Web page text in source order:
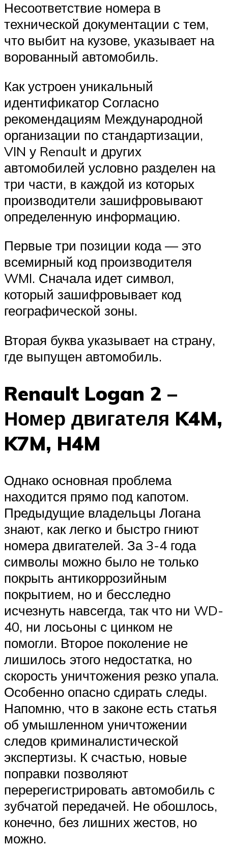
Несоответствие номера в
технической документации с тем,
что выбит на кузове, указывает на
ворованный автомобиль.
Как устроен уникальный
идентификатор Согласно
рекомендациям Международной
организации по стандартизации,
VIN у Renault и других
автомобилей условно разделен на
три части, в каждой из которых
производители зашифровывают
определенную информацию.
Первые три позиции кода — это
всемирный код производителя
WMI. Сначала идет символ,
который зашифровывает код
географической зоны.
Вторая буква указывает на страну,
где выпущен автомобиль.
Renault Logan 2 –
Номер двигателя K4M,
K7M, H4M
Однако основная проблема
находится прямо под капотом.
Предыдущие владельцы Логана
знают, как легко и быстро гниют
номера двигателей. За 3-4 года
символы можно было не только
покрыть антикоррозийным
покрытием, но и бесследно
исчезнуть навсегда, так что ни WD-
40, ни лосьоны с цинком не
помогли. Второе поколение не
лишилось этого недостатка, но
скорость уничтожения резко упала.
Особенно опасно сдирать следы.
Напомню, что в законе есть статья
об умышленном уничтожении
следов криминалистической
экспертизы. К счастью, новые
поправки позволяют
перерегистрировать автомобиль с
зубчатой ​​передачей. Не обошлось,
конечно, без лишних жестов, но
можно.